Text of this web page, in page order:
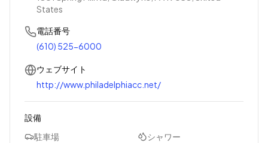
States
電話番号
(610) 525-6000
ウェブサイト
http://www.philadelphiacc.net/
設備
駐車場
シャワー